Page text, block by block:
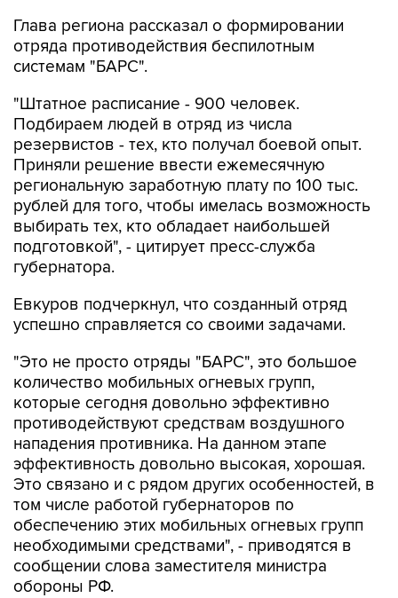
Глава региона рассказал о формировании
отряда противодействия беспилотным
системам "БАРС".
"Штатное расписание - 900 человек.
Подбираем людей в отряд из числа
резервистов - тех, кто получал боевой опыт.
Приняли решение ввести ежемесячную
региональную заработную плату по 100 тыс.
рублей для того, чтобы имелась возможность
выбирать тех, кто обладает наибольшей
подготовкой", - цитирует пресс-служба
губернатора.
Евкуров подчеркнул, что созданный отряд
успешно справляется со своими задачами.
"Это не просто отряды "БАРС", это большое
количество мобильных огневых групп,
которые сегодня довольно эффективно
противодействуют средствам воздушного
нападения противника. На данном этапе
эффективность довольно высокая, хорошая.
Это связано и с рядом других особенностей, в
том числе работой губернаторов по
обеспечению этих мобильных огневых групп
необходимыми средствами", - приводятся в
сообщении слова заместителя министра
обороны РФ.